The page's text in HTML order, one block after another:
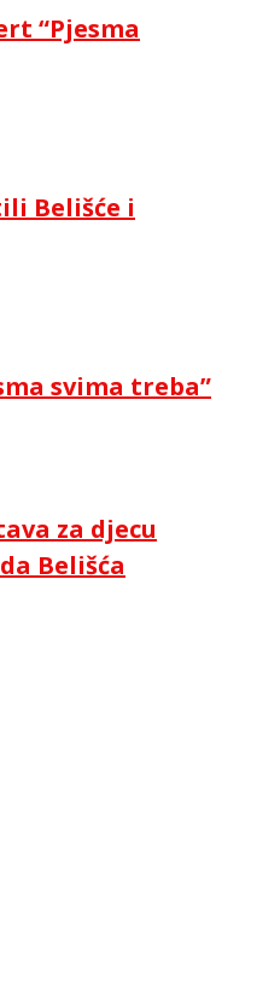
“Pjesma
Belišće i
svima treba”
za djecu
Belišća